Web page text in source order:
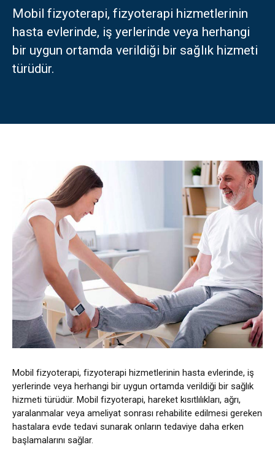
Türkçe
العربية (Arapça
فارسی (Farsça
Русский(Rusça
English(İngilizce
Español (İspanyolca
Mobil fizyoterapi, fizyoterapi hizmetlerinin
hasta evlerinde, iş yerlerinde veya herhangi
bir uygun ortamda verildiği bir sağlık hizmeti
türüdür.
Mobil fizyoterapi, fizyoterapi hizmetlerinin hasta evlerinde, iş
yerlerinde veya herhangi bir uygun ortamda verildiği bir sağlık
hizmeti türüdür. Mobil fizyoterapi, hareket kısıtlılıkları, ağrı,
yaralanmalar veya ameliyat sonrası rehabilite edilmesi gereken
hastalara evde tedavi sunarak onların tedaviye daha erken
başlamalarını sağlar.